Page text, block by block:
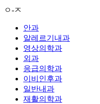
ㅇ-ㅈ
안과
알레르기내과
영상의학과
외과
응급의학과
이비인후과
일반내과
재활의학과